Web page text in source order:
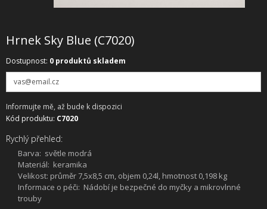
Hrnek Sky Blue (C7020)
Dostupnost: 0 produktů skladem
Informujte mě, až bude k dispozici
Kód produktu: C7020
Rychlý přehled:
Barva: světle modrá
Materiál: keramika
Velikost: průměr 7,5x8,5 cm, objem 0,24l, hmotnost 0,198 kg
Informace o péči: Nádobí je bezpečné do myčky a mikrovlnné
trouby